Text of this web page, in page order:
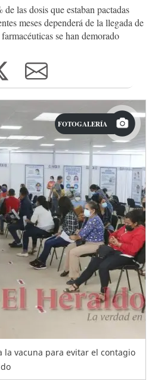
las dosis que estaban pactadas
meses dependerá de la llegada de
se han demorado
FOTOGALERÍA
la vacuna para evitar el contagio